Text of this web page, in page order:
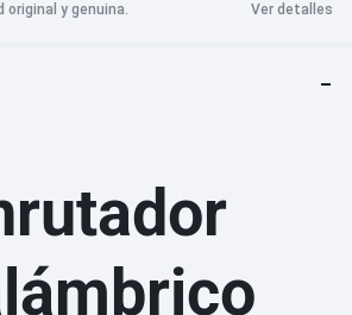
original y genuina. Ver detalles